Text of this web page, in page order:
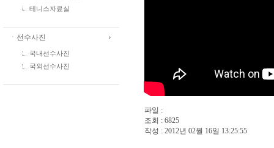
테니스자료실
ㆍ선수사진
국내선수사진
국외선수사진
파일 :
조회 : 6825
작성 : 2012년 02월 16일 13:25:55